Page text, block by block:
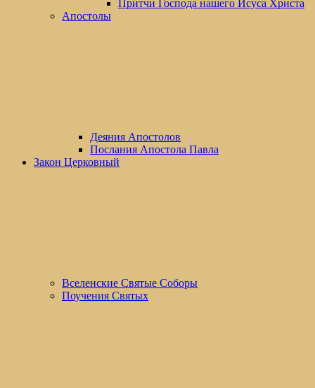
Притчи Господа нашего Исуса Христа
Апостолы
Деяния Апостолов
Послания Апостола Павла
Закон Церковный
Вселенские Cвятые Cоборы
Поучения Святых